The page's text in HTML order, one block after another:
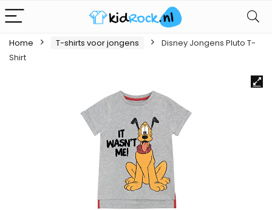
Home T-shirts voor jongens
Disney Jongens Pluto T-
Shirt